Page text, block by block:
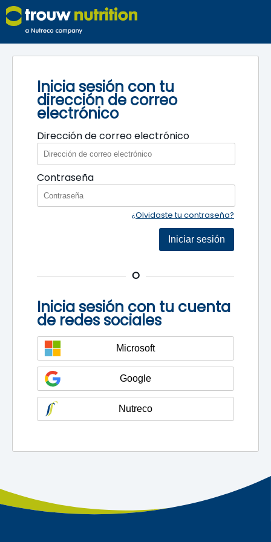
Inicia sesión con tu cuenta
de redes sociales
Microsoft
Google
Nutreco
O
Inicia sesión con tu
dirección de correo
electrónico
Dirección de correo electrónico
Contraseña
¿Olvidaste tu contraseña?
Iniciar sesión